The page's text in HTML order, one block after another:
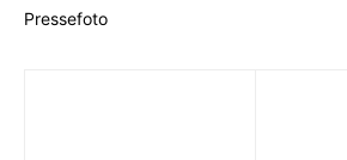
Pressefoto